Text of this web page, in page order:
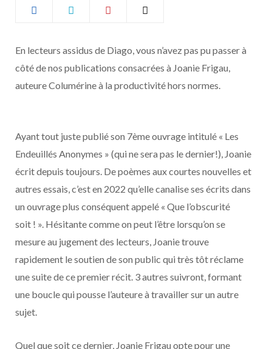
o
En lecteurs assidus de Diago, vous n’avez pas pu passer à
côté de nos publications consacrées à Joanie Frigau,
auteure Columérine à la productivité hors normes.
Ayant tout juste publié son 7ème ouvrage intitulé « Les
Endeuillés Anonymes » (qui ne sera pas le dernier!), Joanie
écrit depuis toujours. De poèmes aux courtes nouvelles et
autres essais, c’est en 2022 qu’elle canalise ses écrits dans
un ouvrage plus conséquent appelé « Que l’obscurité
soit ! ». Hésitante comme on peut l’être lorsqu’on se
mesure au jugement des lecteurs, Joanie trouve
rapidement le soutien de son public qui très tôt réclame
une suite de ce premier récit. 3 autres suivront, formant
une boucle qui pousse l’auteure à travailler sur un autre
sujet.
Quel que soit ce dernier, Joanie Frigau opte pour une